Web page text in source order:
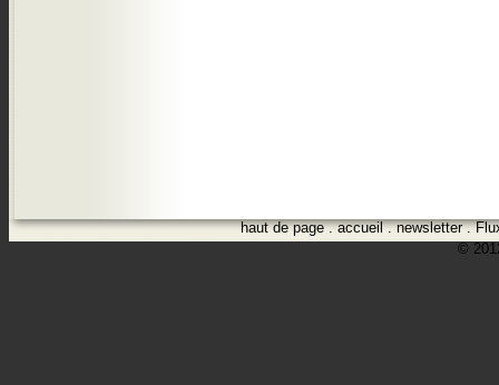
haut de page.accueil.newsletter.
©